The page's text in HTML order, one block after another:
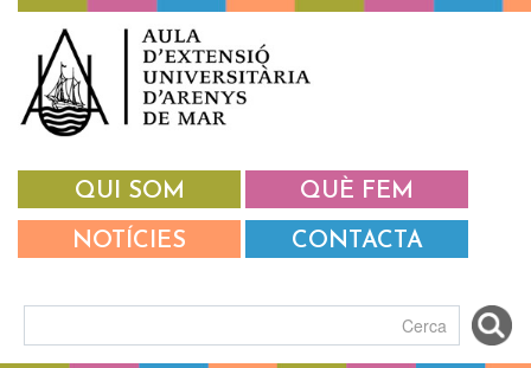
Vés al contingut
QUI SOM QUÈ FEM
NOTÍCIES CONTACTA
Formulari de cerca